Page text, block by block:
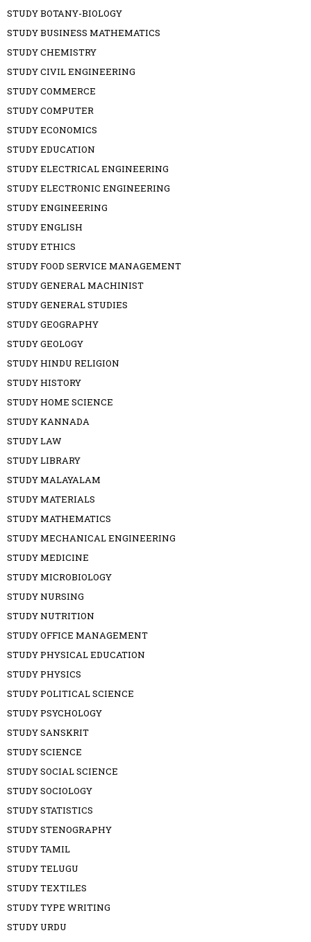
STUDY BOTANY-BIOLOGY
STUDY BUSINESS MATHEMATICS
STUDY CHEMISTRY
STUDY CIVIL ENGINEERING
STUDY COMMERCE
STUDY COMPUTER
STUDY ECONOMICS
STUDY EDUCATION
STUDY ELECTRICAL ENGINEERING
STUDY ELECTRONIC ENGINEERING
STUDY ENGINEERING
STUDY ENGLISH
STUDY ETHICS
STUDY FOOD SERVICE MANAGEMENT
STUDY GENERAL MACHINIST
STUDY GENERAL STUDIES
STUDY GEOGRAPHY
STUDY GEOLOGY
STUDY HINDU RELIGION
STUDY HISTORY
STUDY HOME SCIENCE
STUDY KANNADA
STUDY LAW
STUDY LIBRARY
STUDY MALAYALAM
STUDY MATERIALS
STUDY MATHEMATICS
STUDY MECHANICAL ENGINEERING
STUDY MEDICINE
STUDY MICROBIOLOGY
STUDY NURSING
STUDY NUTRITION
STUDY OFFICE MANAGEMENT
STUDY PHYSICAL EDUCATION
STUDY PHYSICS
STUDY POLITICAL SCIENCE
STUDY PSYCHOLOGY
STUDY SANSKRIT
STUDY SCIENCE
STUDY SOCIAL SCIENCE
STUDY SOCIOLOGY
STUDY STATISTICS
STUDY STENOGRAPHY
STUDY TAMIL
STUDY TELUGU
STUDY TEXTILES
STUDY TYPE WRITING
STUDY URDU